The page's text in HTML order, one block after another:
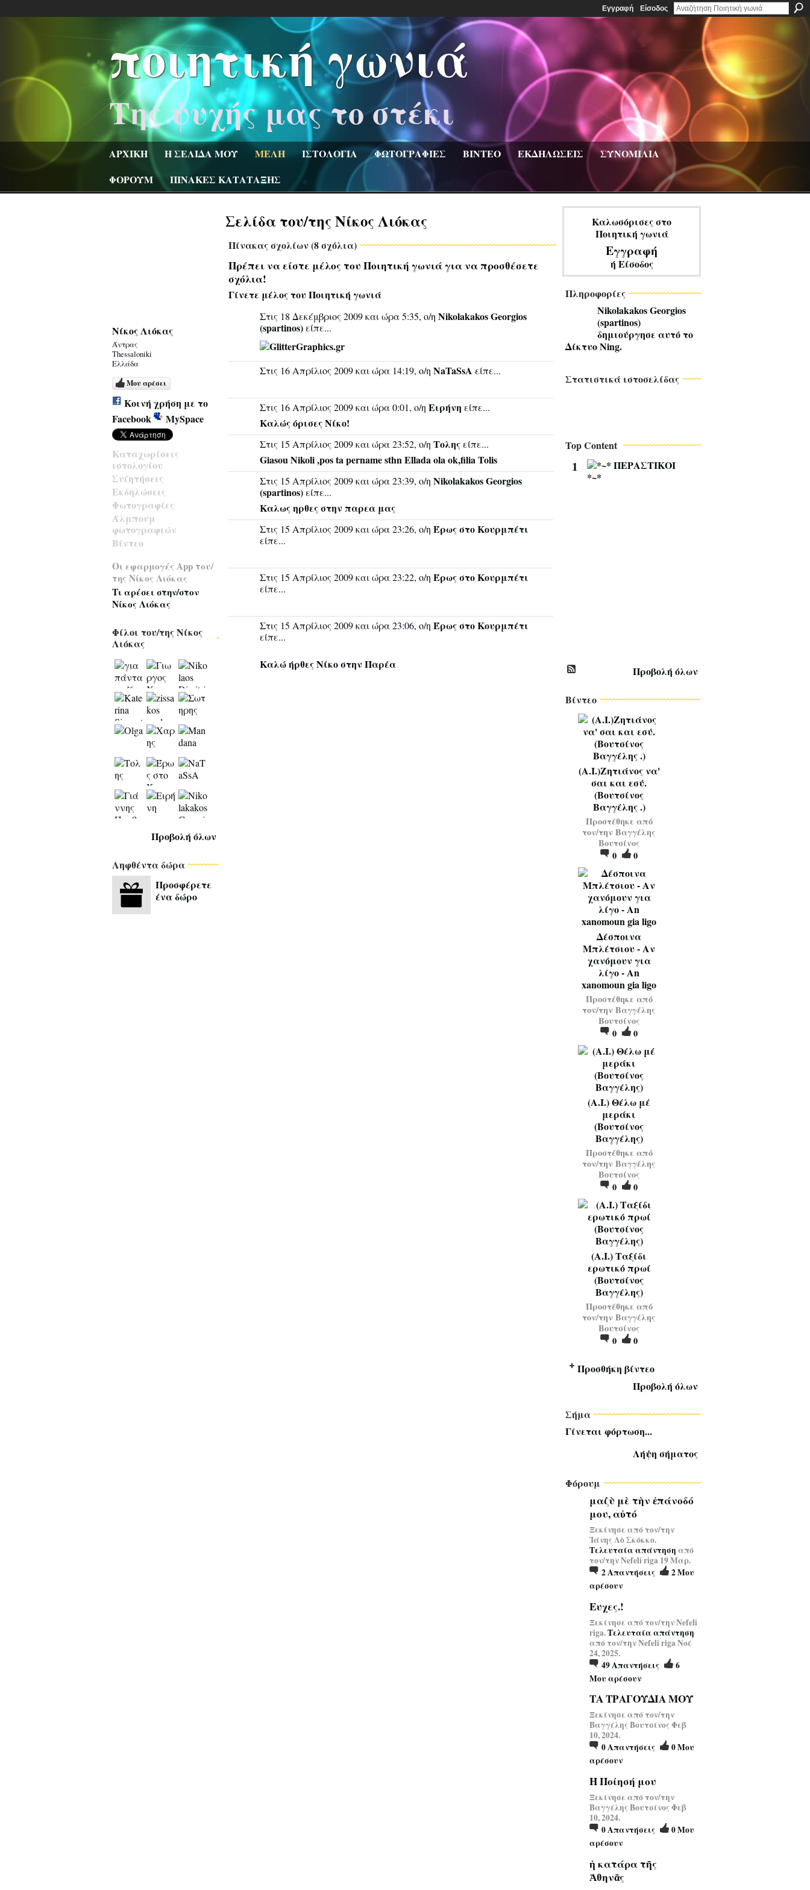
Εγγραφή Είσοδος
ποιητική γωνιά
Της ψυχής μας το στέκι
ΑΡΧΙΚΗ Η ΣΕΛΙΔΑ ΜΟΥ ΜΕΛΗ ΙΣΤΟΛΟΓΙΑ ΦΩΤΟΓΡΑΦΙΕΣ ΒΙΝΤΕΟ ΕΚΔΗΛΩΣΕΙΣ
ΣΥΝΟΜΙΛΙΑ
ΦΟΡΟΥΜ
ΠΙΝΑΚΕΣ ΚΑΤΑΤΑΞΗΣ
Νίκος Λιόκας
Άντρας
Thessaloniki
Ελλάδα
Μου αρέσει
Κοινή χρήση με το
Facebook
MySpace
Καταχωρίσεις
ιστολογίου
Συζητήσεις
Εκδηλώσεις
Φωτογραφίες
Άλμπουμ
φωτογραφιών
Βίντεο
Οι εφαρμογές App του/
της Νίκος Λιόκας
Τι αρέσει στην/στον
Νίκος Λιόκας
Φίλοι του/της Νίκος
Λιόκας
Προβολή όλων
Ληφθέντα δώρα
Προσφέρετε
ένα δώρο
Σελίδα του/της Νίκος Λιόκας
Πίνακας σχολίων (8 σχόλια)
Πρέπει να είστε μέλος του Ποιητική γωνιά για να προσθέσετε
σχόλια!
Γίνετε μέλος του Ποιητική γωνιά
Στις 18 Δεκέμβριος 2009 και ώρα 5:35, ο/η Nikolakakos Georgios
(spartinos)είπε...
Στις 16 Απρίλιος 2009 και ώρα 14:19, ο/η NaTaSsA είπε...
Στις 16 Απρίλιος 2009 και ώρα 0:01, ο/η Ειρήνη είπε...
Καλώς όρισες Νίκο!
Στις 15 Απρίλιος 2009 και ώρα 23:52, ο/η Tοληςείπε...
Giasou Nikoli ,pos ta pername sthn Ellada ola ok,filia Tolis
Στις 15 Απρίλιος 2009 και ώρα 23:39, ο/η Nikolakakos Georgios
(spartinos)είπε...
Καλως ηρθες στην παρεα μας
Στις 15 Απρίλιος 2009 και ώρα 23:26, ο/η Έρως στο Κουρμπέτι
είπε...
Στις 15 Απρίλιος 2009 και ώρα 23:22, ο/η Έρως στο Κουρμπέτι
είπε...
Στις 15 Απρίλιος 2009 και ώρα 23:06, ο/η Έρως στο Κουρμπέτι
είπε...
Καλώ ήρθες Νίκο στην Παρέα
Καλωσόρισες στο
Ποιητική γωνιά
Εγγραφή
ή Είσοδος
Πληροφορίες
Nikolakakos Georgios
(spartinos)
δημιούργησε αυτό το
Δίκτυο Ning.
Στατιστικά ιστοσελίδας
Top Content
1
Προβολή όλων
Βίντεο
(Α.Ι.)Ζητιάνος να'
σαι και εσύ.
(Βουτσίνος
Βαγγέλης .)
Προστέθηκε από
τον/τηνΒαγγέλης
Βουτσίνος
0
0
Δέσποινα
Μπλέτσιου - Αν
χανόμουν για
λίγο - An
xanomoun gia ligo
Προστέθηκε από
τον/τηνΒαγγέλης
Βουτσίνος
0
0
(Α.Ι.) Θέλω μέ
μεράκι
(Βουτσίνος
Βαγγέλης)
Προστέθηκε από
τον/τηνΒαγγέλης
Βουτσίνος
0
0
(Α.Ι.) Ταξίδι
ερωτικό πρωί
(Βουτσίνος
Βαγγέλης)
Προστέθηκε από
τον/τηνΒαγγέλης
Βουτσίνος
0
0
Προσθήκη βίντεο
Προβολή όλων
Σήμα
Γίνεται φόρτωση...
Λήψη σήματος
Φόρουμ
μαζὺ μὲ τὴν ἐπάνοδό
μου, αὐτό
Ξεκίνησε από τον/την
Ἰάνης Λὸ Σκόκκο.
Τελευταία απάντηση από
τον/την Nefeli riga 19 Μαρ.
2Απαντήσεις 2Μου
αρέσουν
Ευχες.!
Ξεκίνησε από τον/την Nefeli
riga.Τελευταία απάντηση
από τον/την Nefeli riga Νοέ
24, 2025.
49Απαντήσεις
6
Μου αρέσουν
ΤΑ ΤΡΑΓΟΥΔΙΑ ΜΟΥ
Ξεκίνησε από τον/την
Βαγγέλης Βουτσίνος Φεβ
10, 2024.
0Απαντήσεις 0Μου
αρέσουν
Η Ποίησή μου
Ξεκίνησε από τον/την
Βαγγέλης Βουτσίνος Φεβ
10, 2024.
0Απαντήσεις 0Μου
αρέσουν
ἡ κατάρα τῆς
Ἀθηνᾶς